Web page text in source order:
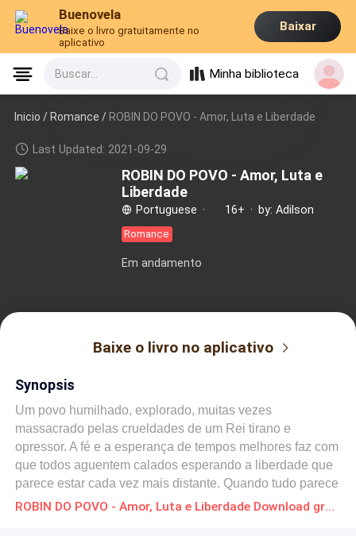
Buenovela
Baixe o livro gratuitamente no
aplicativo
Baixar
Buscar... Minha biblioteca
Inicio /Romance / ROBIN DO POVO - Amor, Luta e Liberdade
Last Updated: 2021-09-29
ROBIN DO POVO - Amor, Luta e
Liberdade
Portuguese · 16+ · by: Adilson
Romance
Em andamento
Baixe o livro no aplicativo
Synopsis
Um povo humilhado, explorado, muitas vezes
massacrado pelas crueldades de um Rei tirano e
opressor. A fé e a esperança de tempos melhores faz com
que todos aguentem calados esperando a liberdade que
parece estar cada vez mais distante. Quando tudo parece
ser o fim, surgem a esperança para que tudo mude e o ROBIN DO POVO - Amor, Luta e Liberdade Download gratuito de Novelas Online em PDF